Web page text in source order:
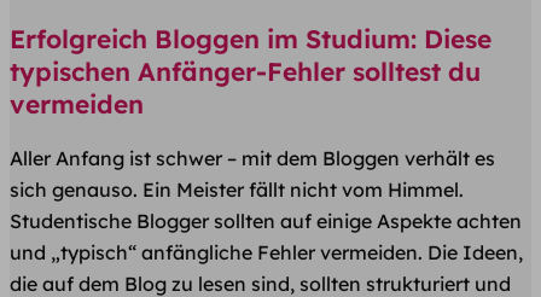
Erfolgreich Bloggen im Studium: Diese
typischen Anfänger-Fehler solltest du
vermeiden
Aller Anfang ist schwer – mit dem Bloggen verhält es
sich genauso. Ein Meister fällt nicht vom Himmel.
Studentische Blogger sollten auf einige Aspekte achten
und „typisch“ anfängliche Fehler vermeiden. Die Ideen,
die auf dem Blog zu lesen sind, sollten strukturiert und